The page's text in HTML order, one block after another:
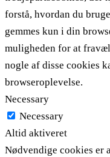
forstå, hvordan du
gemmes kun i din
muligheden for at
nogle af disse cookies
browseroplevelse.
Necessary
Necessary
Altid aktiveret
Nødvendige cookies er